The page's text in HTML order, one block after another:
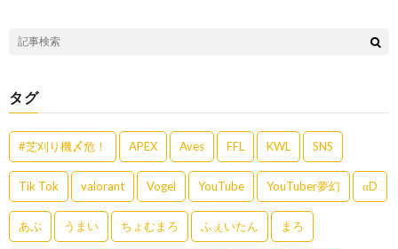
タグ
#芝刈り機〆危！ APEX Aves FFL KWL SNS
Tik Tok valorant Vogel YouTube YouTuber夢幻 αD
あぶ うまい ちょむまろ ふぇいたん まろ